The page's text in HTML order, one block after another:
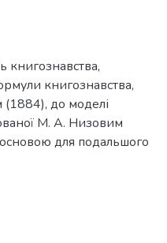
книгознавства,
книгознавства,
(1884), до моделі
М. А. Низовим
для подальшого